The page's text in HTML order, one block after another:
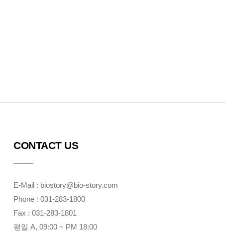
CONTACT US
E-Mail : biostory@bio-story.com
Phone : 031-283-1800
Fax : 031-283-1801
평일 A, 09:00 ~ PM 18:00